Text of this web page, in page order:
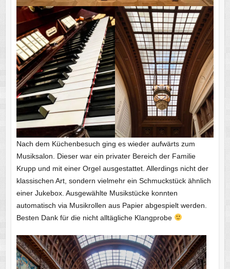
Nach dem Küchenbesuch ging es wieder aufwärts zum
Musiksalon. Dieser war ein privater Bereich der Familie
Krupp und mit einer Orgel ausgestattet. Allerdings nicht der
klassischen Art, sondern vielmehr ein Schmuckstück ähnlich
einer Jukebox. Ausgewählte Musikstücke konnten
automatisch via Musikrollen aus Papier abgespielt werden.
Besten Dank für die nicht alltägliche Klangprobe